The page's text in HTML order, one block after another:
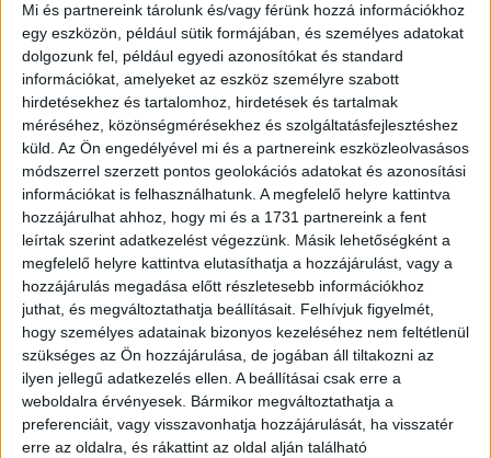
Mi és partnereink tárolunk és/vagy férünk hozzá információkhoz
egy eszközön, például sütik formájában, és személyes adatokat
dolgozunk fel, például egyedi azonosítókat és standard
információkat, amelyeket az eszköz személyre szabott
hirdetésekhez és tartalomhoz, hirdetések és tartalmak
méréséhez, közönségmérésekhez és szolgáltatásfejlesztéshez
küld. Az Ön engedélyével mi és a partnereink eszközleolvasásos
módszerrel szerzett pontos geolokációs adatokat és azonosítási
információkat is felhasználhatunk. A megfelelő helyre kattintva
hozzájárulhat ahhoz, hogy mi és a 1731 partnereink a fent
leírtak szerint adatkezelést végezzünk. Másik lehetőségként a
megfelelő helyre kattintva elutasíthatja a hozzájárulást, vagy a
hozzájárulás megadása előtt részletesebb információkhoz
juthat, és megváltoztathatja beállításait. Felhívjuk figyelmét,
hogy személyes adatainak bizonyos kezeléséhez nem feltétlenül
szükséges az Ön hozzájárulása, de jogában áll tiltakozni az
ilyen jellegű adatkezelés ellen. A beállításai csak erre a
weboldalra érvényesek. Bármikor megváltoztathatja a
preferenciáit, vagy visszavonhatja hozzájárulását, ha visszatér
erre az oldalra, és rákattint az oldal alján található
KÖZPÉNZ JELLEGÉT
Így lett titok, hogy miért kell
kormánypropagandát nézni
menetrendkeresés közben
Az állami Volán Zrt. havonta bruttó 6,6 millió forintot
fizet a részben tulajdonában álló Volán Egyesülésnek
azért, hogy a menetrendek.hu-n...
SEGESVÁRI CSABA 2020. október 20. 3 p
EGYÉB
Hiába hivatkozott
nemzetbiztonsági kockázatra a
Volánbusz, ki kell adnia a
közérdekű adatokat